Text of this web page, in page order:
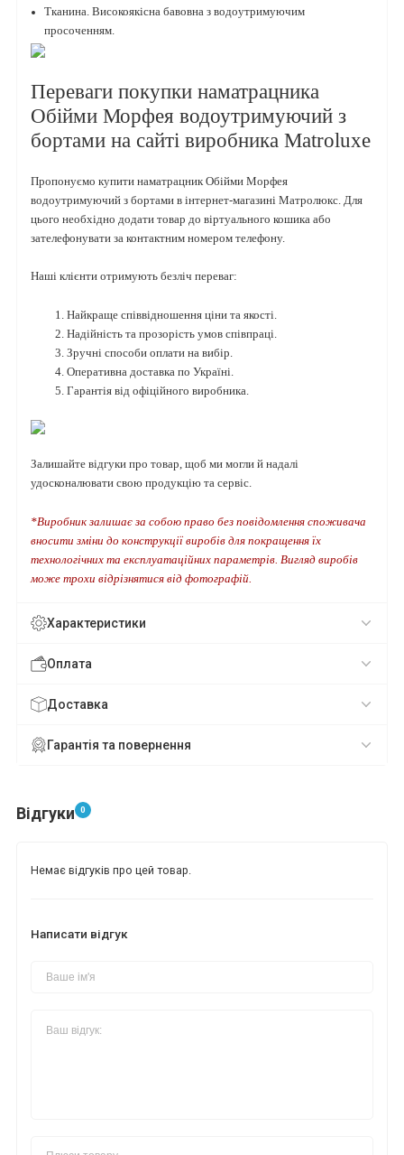
Тканина. Високоякісна бавовна з водоутримуючим
просоченням.
Переваги покупки наматрацника
Обійми Морфея водоутримуючий з
бортами на сайті виробника Matroluxe
Пропонуємо купити наматрацник Обійми Морфея
водоутримуючий з бортами в інтернет-магазині Матролюкс. Для
цього необхідно додати товар до віртуального кошика або
зателефонувати за контактним номером телефону.
Наші клієнти отримують безліч переваг:
Найкраще співвідношення ціни та якості.
Надійність та прозорість умов співпраці.
Зручні способи оплати на вибір.
Оперативна доставка по Україні.
Гарантія від офіційного виробника.
Залишайте відгуки про товар, щоб ми могли й надалі
удосконалювати свою продукцію та сервіс.
*Виробник залишає за собою право без повідомлення споживача
вносити зміни до конструкції виробів для покращення їх
технологічних та експлуатаційних параметрів. Вигляд виробів
може трохи відрізнятися від фотографій.
Характеристики
Оплата
Доставка
Гарантія та повернення
Відгуки 0
Немає відгуків про цей товар.
Написати відгук